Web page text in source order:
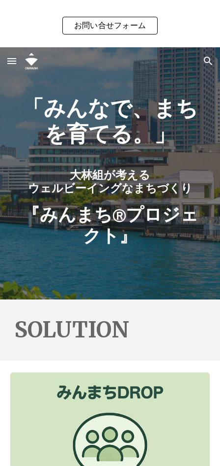
Skip to main content Skip to navigation
お問い合せフォーム
「みんなで、まち
を育てる。」
大林組が考える
ウェルビーイングなまちづくり
『みんまちⓇプロジェ
クト』
SOLUTION